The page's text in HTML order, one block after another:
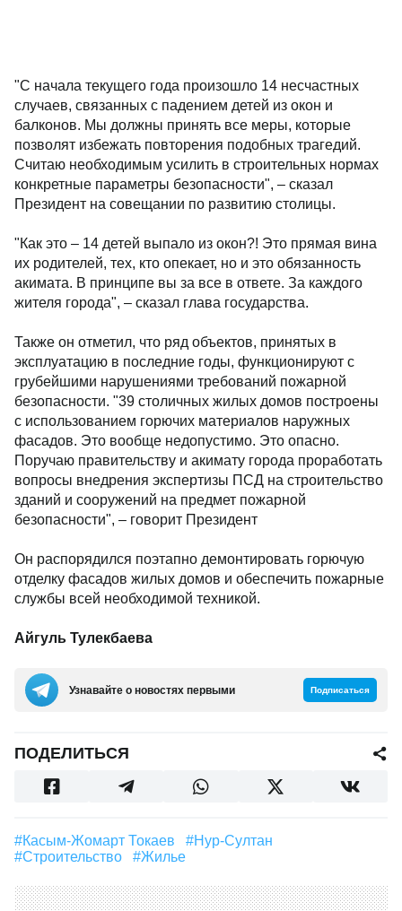
"С начала текущего года произошло 14 несчастных
случаев, связанных с падением детей из окон и
балконов. Мы должны принять все меры, которые
позволят избежать повторения подобных трагедий.
Считаю необходимым усилить в строительных нормах
конкретные параметры безопасности", – сказал
Президент на совещании по развитию столицы.
"Как это – 14 детей выпало из окон?! Это прямая вина
их родителей, тех, кто опекает, но и это обязанность
акимата. В принципе вы за все в ответе. За каждого
жителя города", – сказал глава государства.
Также он отметил, что ряд объектов, принятых в
эксплуатацию в последние годы, функционируют с
грубейшими нарушениями требований пожарной
безопасности. "39 столичных жилых домов построены
с использованием горючих материалов наружных
фасадов. Это вообще недопустимо. Это опасно.
Поручаю правительству и акимату города проработать
вопросы внедрения экспертизы ПСД на строительство
зданий и сооружений на предмет пожарной
безопасности", – говорит Президент
Он распорядился поэтапно демонтировать горючую
отделку фасадов жилых домов и обеспечить пожарные
службы всей необходимой техникой.
Айгуль Тулекбаева
Узнавайте о новостях первыми Подписаться
ПОДЕЛИТЬСЯ
#Касым-Жомарт Токаев
#Нур-Султан
#строительство
#Жилье